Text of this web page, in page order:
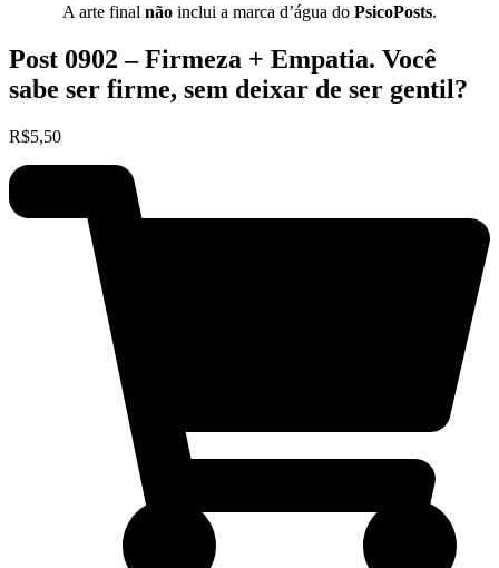
A arte final não inclui a marca d’água do PsicoPosts.
Post 0902 – Firmeza + Empatia. Você
sabe ser firme, sem deixar de ser gentil?
R$5,50